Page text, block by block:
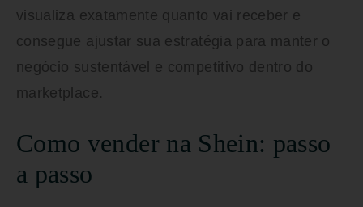
visualiza exatamente quanto vai receber e
consegue ajustar sua estratégia para manter o
negócio sustentável e competitivo dentro do
marketplace.
Como vender na Shein: passo
a passo